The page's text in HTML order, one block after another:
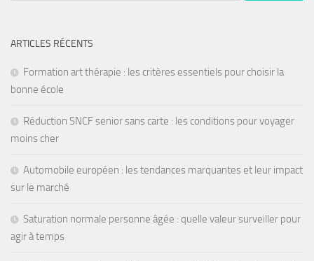
ARTICLES RÉCENTS
Formation art thérapie : les critères essentiels pour choisir la
bonne école
Réduction SNCF senior sans carte : les conditions pour voyager
moins cher
Automobile européen : les tendances marquantes et leur impact
sur le marché
Saturation normale personne âgée : quelle valeur surveiller pour
agir à temps